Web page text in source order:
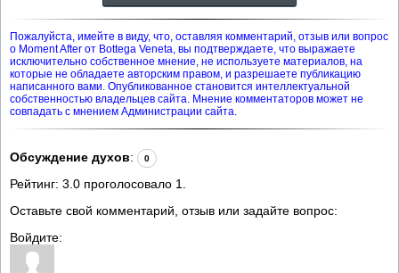
Пожалуйста, имейте в виду, что, оставляя комментарий, отзыв или вопрос
о Moment After от Bottega Veneta, вы подтверждаете, что выражаете
исключительно собственное мнение, не используете материалов, на
которые не обладаете авторским правом, и разрешаете публикацию
написанного вами. Опубликованное становится интеллектуальной
собственностью владельцев сайта. Мнение комментаторов может не
совпадать с мнением Администрации сайта.
Обсуждение духов: 0
Рейтинг: 3.0 проголосовало 1
Оставьте свой комментарий, отзыв или задайте вопрос:
Войдите: